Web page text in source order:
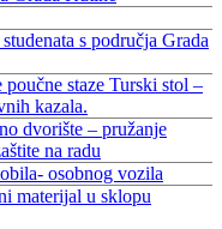
s područja Grada
staze Turski stol –
kazala.
dvorište – pružanje
na radu
osobnog vozila
materijal u sklopu